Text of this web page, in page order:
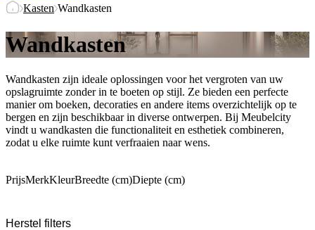
Kasten Wandkasten
Wandkasten
Wandkasten zijn ideale oplossingen voor het vergroten van uw
opslagruimte zonder in te boeten op stijl. Ze bieden een perfecte
manier om boeken, decoraties en andere items overzichtelijk op te
bergen en zijn beschikbaar in diverse ontwerpen. Bij Meubelcity
vindt u wandkasten die functionaliteit en esthetiek combineren,
zodat u elke ruimte kunt verfraaien naar wens.
PrijsMerkKleurBreedte (cm)Diepte (cm)
Herstel filters